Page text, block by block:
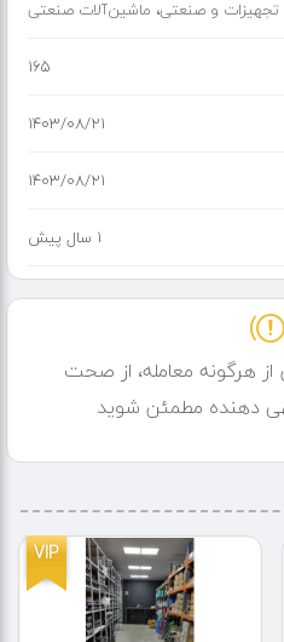
تجهیزات و صنعتی، ماشین‌آلات صنعتی
165
۱۴۰۳/۰۸/۲۱
۱۴۰۳/۰۸/۲۱
1 سال پیش
هرگونه معامله، از صحت
دهنده مطمئن شوید
VIP